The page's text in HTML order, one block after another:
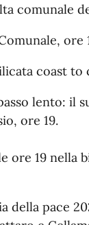
comunale
ore
coast to
lento: il
ore 19.
ore 19 nella
della pace